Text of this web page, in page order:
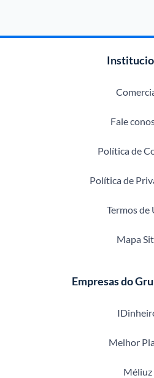
Fale
Política de
Política de
Termos de
Mapa
Empresas do
Melhor
Méliuz